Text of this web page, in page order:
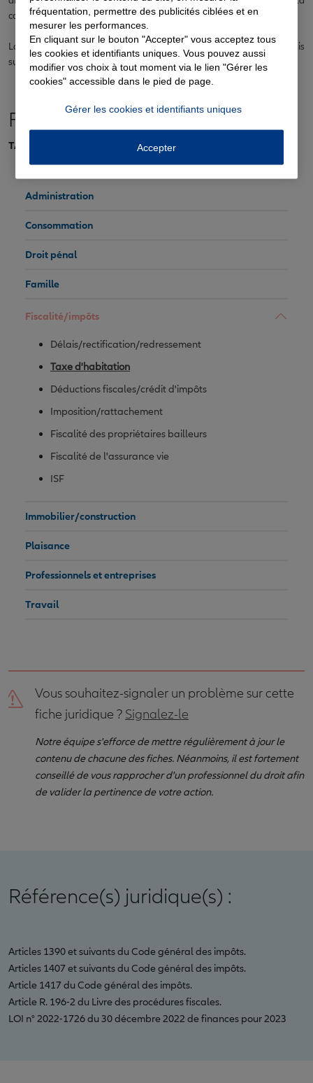
composition du foyer et du revenu fiscal de référence.
La taxe d'habitation sur les résidences principales est désormais
supprimée depuis le 1er janvier 2023.
Fiscalité/impôts
TAXE D'HABITATION
Administration
Consommation
Droit pénal
Famille
Fiscalité/impôts
Délais/rectification/redressement
Taxe d'habitation
Déductions fiscales/crédit d'impôts
Imposition/rattachement
Fiscalité des propriétaires bailleurs
Fiscalité de l'assurance vie
ISF
Immobilier/construction
Plaisance
Professionnels et entreprises
Travail
Vous souhaitez-signaler un problème sur cette
fiche juridique ? Signalez-le
Notre équipe s'efforce de mettre régulièrement à jour le
contenu de chacune des fiches. Néanmoins, il est fortement
conseillé de vous rapprocher d'un professionnel du droit afin
de valider la pertinence de votre action.
Référence(s) juridique(s) :
Articles 1390 et suivants du Code général des impôts.
Articles 1407 et suivants du Code général des impôts.
Article 1417 du Code général des impôts.
Article R. 196-2 du Livre des procédures fiscales.
LOI n° 2022-1726 du 30 décembre 2022 de finances pour 2023
fréquentation, permettre des publicités ciblées et en
mesurer les performances.
En cliquant sur le bouton "Accepter" vous acceptez tous
les cookies et identifiants uniques. Vous pouvez aussi
modifier vos choix à tout moment via le lien "Gérer les
cookies" accessible dans le pied de page.
Gérer les cookies et identifiants uniques
Accepter